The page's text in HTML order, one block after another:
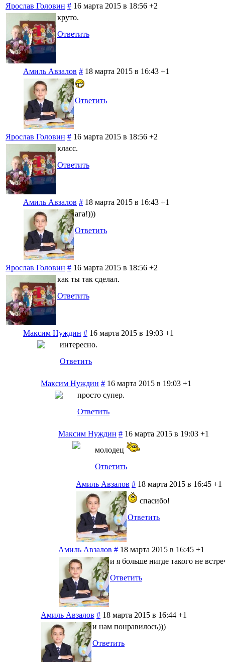
Ярослав Головин # 16 марта 2015 в 18:56 +2
круто.
Ответить
Амиль Авзалов # 18 марта 2015 в 16:43 +1
Ответить
Ярослав Головин # 16 марта 2015 в 18:56 +2
класс.
Ответить
Амиль Авзалов # 18 марта 2015 в 16:43 +1
ага!)))
Ответить
Ярослав Головин # 16 марта 2015 в 18:56 +2
как ты так сделал.
Ответить
Максим Нуждин # 16 марта 2015 в 19:03 +1
интересно.
Ответить
Максим Нуждин # 16 марта 2015 в 19:03 +1
просто супер.
Ответить
Максим Нуждин # 16 марта 2015 в 19:03 +1
молодец
Ответить
Амиль Авзалов # 18 марта 2015 в 16:45 +1
спасибо!
Ответить
Амиль Авзалов # 18 марта 2015 в 16:45 +1
и я больше нигде такого не
Ответить
Амиль Авзалов # 18 марта 2015 в 16:44 +1
и нам понравилось)))
Ответить